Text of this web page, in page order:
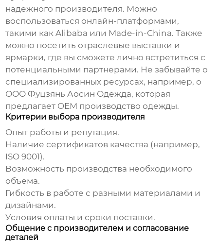
надежного производителя. Можно
воспользоваться онлайн-платформами,
такими как Alibaba или Made-in-China. Также
можно посетить отраслевые выставки и
ярмарки, где вы сможете лично встретиться с
потенциальными партнерами. Не забывайте о
специализированных ресурсах, например, о
ООО Фуцзянь Аосин Одежда, которая
предлагает OEM производство одежды.
Критерии выбора производителя
Опыт работы и репутация.
Наличие сертификатов качества (например,
ISO 9001).
Возможность производства необходимого
объема.
Гибкость в работе с разными материалами и
дизайнами.
Условия оплаты и сроки поставки.
Общение с производителем и согласование
деталей